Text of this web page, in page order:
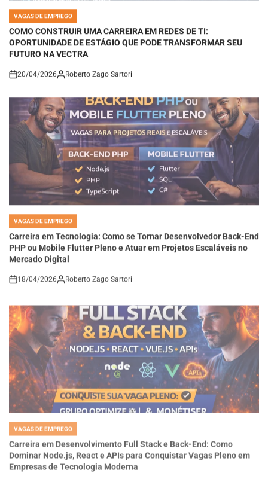
POSTED
COMO CONSTRUIR UMA CARREIRA EM REDES DE TI:
OPORTUNIDADE DE ESTÁGIO QUE PODE TRANSFORMAR SEU
FUTURO NA VECTRA
on
IN
VAGAS DE EMPREGO
Carreira em Tecnologia: Como se Tornar Desenvolvedor Back-End
PHP ou Mobile Flutter Pleno e Atuar em Projetos Escaláveis no
Mercado Digital
18/04/2026 Roberto Zago Sartori
POSTED
VAGAS DE EMPREGO
Carreira em Desenvolvimento Full Stack e Back-End: Como
Dominar Node.js, React e APIs para Conquistar Vagas Pleno em
Empresas de Tecnologia Moderna
on
18/04/2026 Roberto Zago Sartori